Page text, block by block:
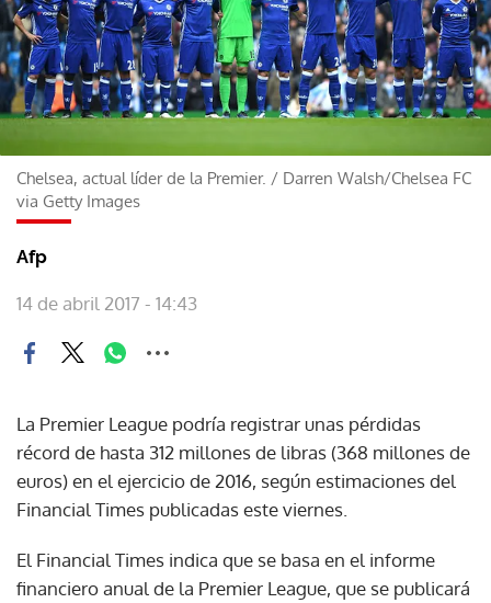
Chelsea, actual líder de la Premier. / Darren Walsh/Chelsea FC
via Getty Images
Afp
14 de abril 2017 - 14:43
La Premier League podría registrar unas pérdidas
récord de hasta 312 millones de libras (368 millones de
euros) en el ejercicio de 2016, según estimaciones del
Financial Times publicadas este viernes.
El Financial Times indica que se basa en el informe
financiero anual de la Premier League, que se publicará